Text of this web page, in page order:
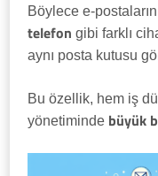
Böylece e-
telefon gibi farklı
aynı posta kutusu
Bu özellik, hem iş
yönetiminde büyük